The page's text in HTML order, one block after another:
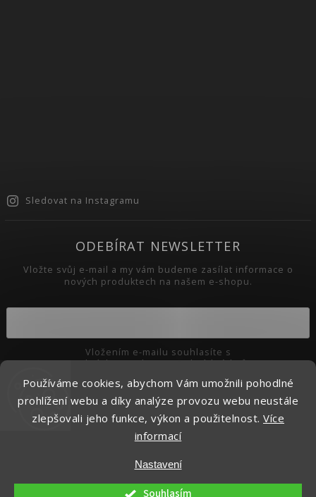
Používáme cookies, abychom Vám umožnili pohodlné
prohlížení webu a díky analýze provozu webu neustále
zlepšovali jeho funkce, výkon a použitelnost. Více
informací
Nastavení
Souhlasím
Sledovat na Instagramu
ODEBÍRAT NEWSLETTER
Vložte svůj e-mail a my vám budeme zasílat informace o
nových produktech na našem e-shopu.
podmínkami ochrany osobních údajů
Přihlásit se
Upravit nastavení cookies
Shoptet| Design